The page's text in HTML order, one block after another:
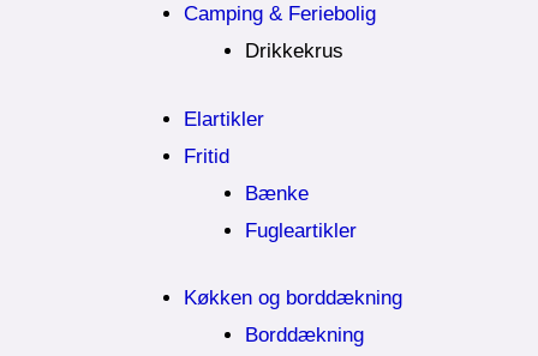
Camping & Feriebolig
Drikkekrus
Elartikler
Fritid
Bænke
Fugleartikler
Køkken og borddækning
Borddækning